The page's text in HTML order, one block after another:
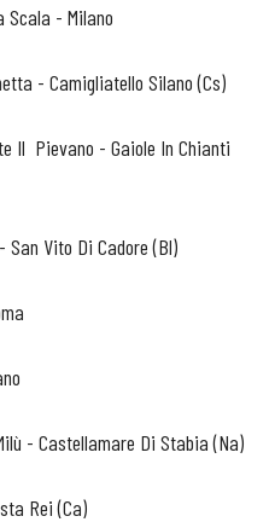
Scala - Milano
- Camigliatello Silano (Cs)
Il Pievano - Gaiole In Chianti
Vito Di Cadore (Bl)
- Castellamare Di Stabia (Na)
Rei (Ca)